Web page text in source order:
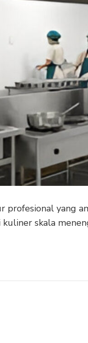
yang
skala